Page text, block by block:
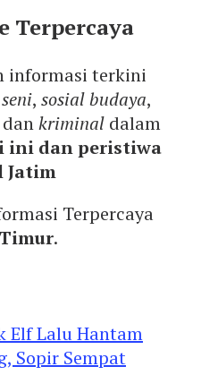
Terpercaya
informasi terkini
seni, sosial budaya,
dankriminal dalam
ini dan peristiwa
Jatim
Terpercaya
.